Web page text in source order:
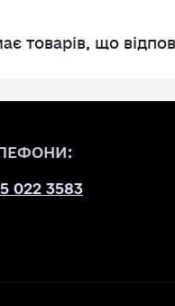
товарів, що
022 3583